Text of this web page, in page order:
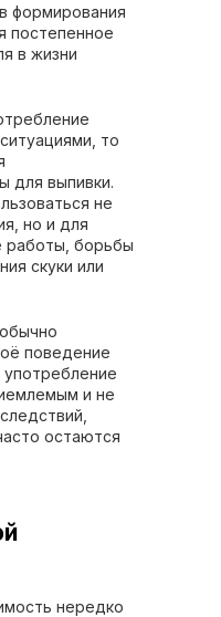
формирования
постепенное
в жизни
то
для выпивки.
не
но и для
работы, борьбы
скуки или
поведение
и не
остаются
нередко